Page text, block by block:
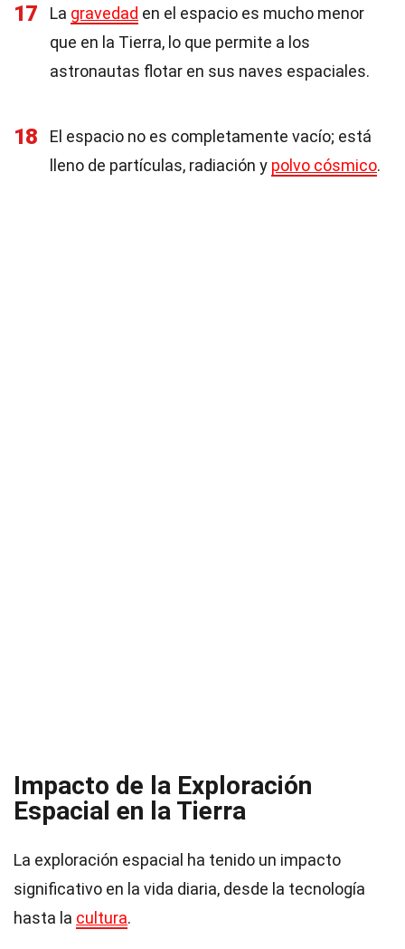
17 La gravedad en el espacio es mucho menor
que en la Tierra, lo que permite a los
astronautas flotar en sus naves espaciales.
18
El espacio no es completamente vacío; está
lleno de partículas, radiación y polvo cósmico.
Impacto de la Exploración
Espacial en la Tierra
La exploración espacial ha tenido un impacto
significativo en la vida diaria, desde la tecnología
hasta la cultura.